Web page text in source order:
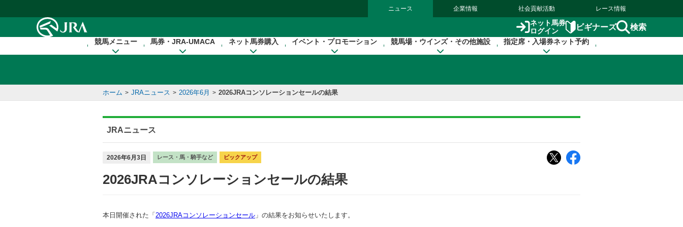
ニュース 企業情報 社会貢献活動 レース情報
ネット馬券
ログイン
ビギナーズ 検索
競馬メニュー 馬券・JRA-UMACA ネット馬券購入 イベント・プロモーション 競馬場・ウインズ・その他施設 指定席・入場券ネット予約
ホーム > JRAニュース > 2026年6月 > 2026JRAコンソレーションセールの結果
JRAニュース
2026年6月3日 レース・馬・騎手など ピックアップ
2026JRAコンソレーションセールの結果
本日開催された「 2026JRAコンソレーションセール 」の結果をお知らせいたします。